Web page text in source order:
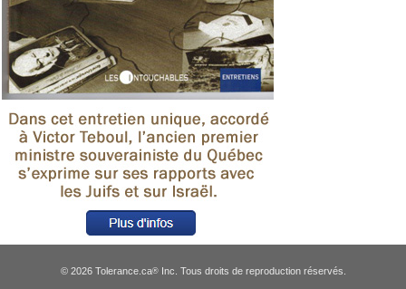
© 2026 Tolerance.ca®Inc. Tous droits de reproduction réservés.